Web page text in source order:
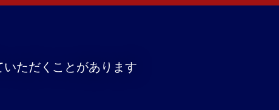
ただくことがあります